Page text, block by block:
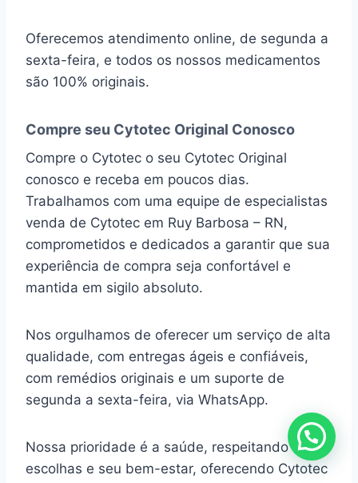
Oferecemos atendimento online, de segunda a
sexta-feira, e todos os nossos medicamentos
são 100% originais.
Compre seu Cytotec Original Conosco
Compre o Cytotec o seu Cytotec Original
conosco e receba em poucos dias.
Trabalhamos com uma equipe de especialistas
venda de Cytotec em Ruy Barbosa – RN,
comprometidos e dedicados a garantir que sua
experiência de compra seja confortável e
mantida em sigilo absoluto.
Nos orgulhamos de oferecer um serviço de alta
qualidade, com entregas ágeis e confiáveis,
com remédios originais e um suporte de
segunda a sexta-feira, via WhatsApp.
Nossa prioridade é a saúde, respeitando suas
escolhas e seu bem-estar, oferecendo Cytotec